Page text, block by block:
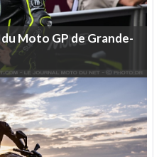
du MotoGP de Grande-